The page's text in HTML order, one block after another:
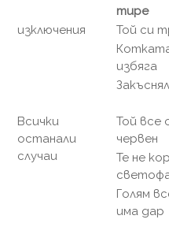
тире
изключения Той си
избяга
Всички
останали
случаи
Той все
червен
Те не
Голям
има дар